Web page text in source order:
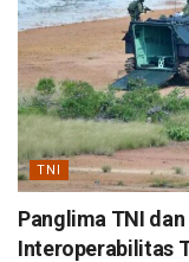
TNI
Panglima TNI
Interoperabilitas